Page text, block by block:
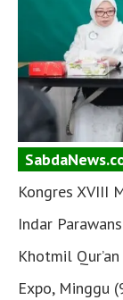
Kongres XVIII
Indar
Khotmil
Expo, Minggu